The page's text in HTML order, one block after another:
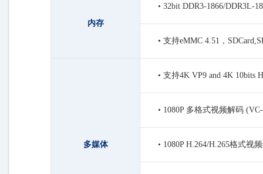
内存
• 32bit DDR3-1866/DDR3L-
• 支持eMMC 4.51，
多媒体
• 支持4K VP9 and 4K 10bits
• 1080P 多格式视频解码
• 1080P H.264/H.265格式视